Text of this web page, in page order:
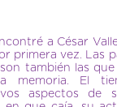
a César
primera vez. Las
también las
memoria. El
aspectos de